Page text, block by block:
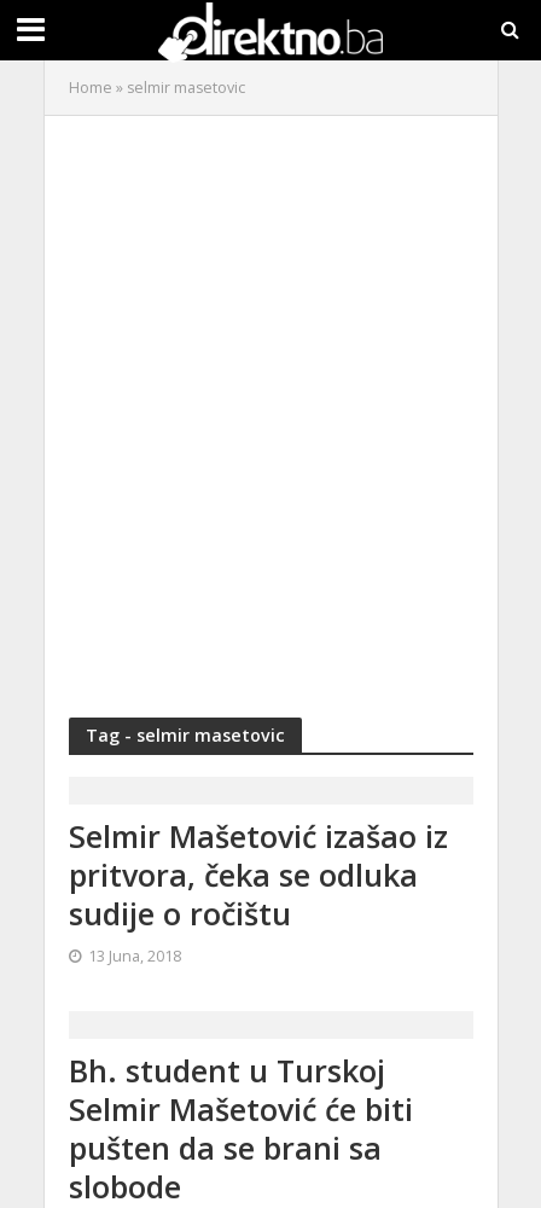
Home » selmir masetovic
Tag - selmir masetovic
Selmir Mašetović izašao iz
pritvora, čeka se odluka
sudije o ročištu
13 Juna, 2018
Bh. student u Turskoj
Selmir Mašetović će biti
pušten da se brani sa
slobode